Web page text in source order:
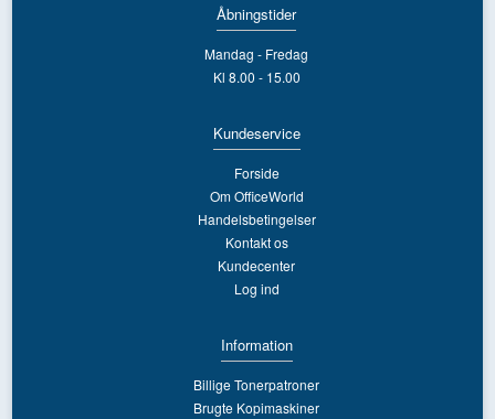
Åbningstider
Mandag - Fredag
Kl 8.00 - 15.00
Kundeservice
Forside
Om OfficeWorld
Handelsbetingelser
Kontakt os
Kundecenter
Log ind
Information
Billige Tonerpatroner
Brugte Kopimaskiner